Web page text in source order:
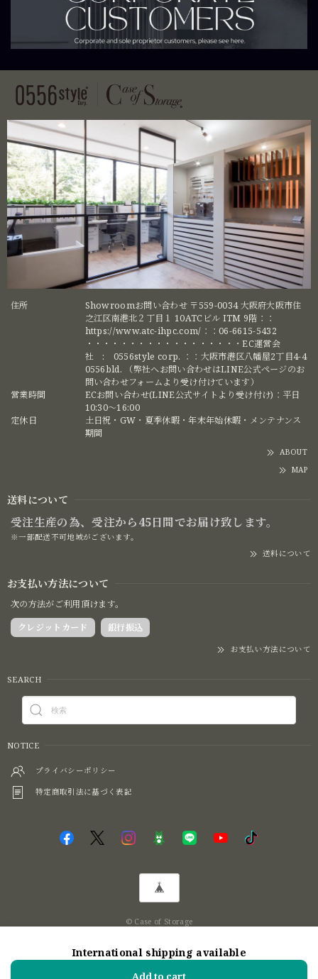
住所
Showroomお問い合わせ 〒559-0034 大阪府大阪市住
之江区南港北２丁目１ 10ATCビル ITM 9階：：
https://www.atc-ihpc.com/：：06-6615-5432
・・・・・・・・・・・・・・・・・・EC運営会
社 : 0556style corp. ：：大阪市港区八幡屋2丁目4-4
0556bld. （弊社へお問い合わせはLINE公式ページのお
問い合わせフォームより受け付けています）
営業時間
ECお問い合わせ(LINE公式サイトより受け付け)：平日
10:30〜16:00
定休日
土日祝・GW・夏季休暇・年末年始休暇・メンテナンス
期間
ABOUT
MAP
送料について
受注生産の為、受注から45日間でお届け致します。
※一部配送不可地域がございます。
送料について
お支払い方法について
次の方法がご利用頂けます。
クレジットカード
銀行振込
お支払い方法について
SEARCH
NOTICE
プライバシーポリシー
特定商取引法に基づく表記
© Case of Storage
International shipping available
Add to cart
ショップに質問する